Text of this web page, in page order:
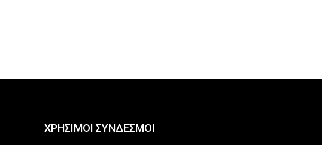
ΧΡΗΣΙΜΟΙ ΣΥΝΔΕΣΜΟΙ